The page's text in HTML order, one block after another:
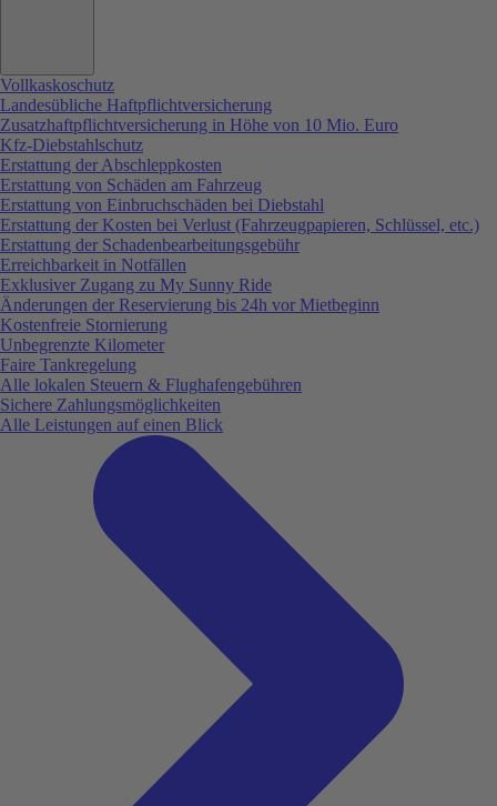
Vollkaskoschutz
Landesübliche Haftpflichtversicherung
Zusatzhaftpflichtversicherung in Höhe von 10 Mio. Euro
Kfz-Diebstahlschutz
Erstattung der Abschleppkosten
Erstattung von Schäden am Fahrzeug
Erstattung von Einbruchschäden bei Diebstahl
Erstattung der Kosten bei Verlust (Fahrzeugpapieren, Schlüssel, etc.)
Erstattung der Schadenbearbeitungsgebühr
Erreichbarkeit in Notfällen
Exklusiver Zugang zu My Sunny Ride
Änderungen der Reservierung bis 24h vor Mietbeginn
Kostenfreie Stornierung
Unbegrenzte Kilometer
Faire Tankregelung
Alle lokalen Steuern & Flughafengebühren
Sichere Zahlungsmöglichkeiten
Alle Leistungen auf einen Blick